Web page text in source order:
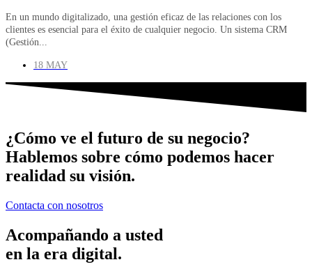
En un mundo digitalizado, una gestión eficaz de las relaciones con los
clientes es esencial para el éxito de cualquier negocio. Un sistema CRM
(Gestión...
18 MAY
¿Cómo ve el futuro de su negocio?
Hablemos sobre cómo podemos hacer
realidad su visión.
Contacta con nosotros
Acompañando a usted
en la era digital.